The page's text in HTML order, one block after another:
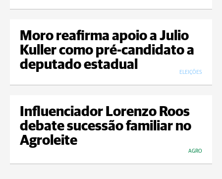
Moro reafirma apoio a Julio
Kuller como pré-candidato a
deputado estadual
ELEIÇÕES
Influenciador Lorenzo Roos
debate sucessão familiar no
Agroleite
AGRO